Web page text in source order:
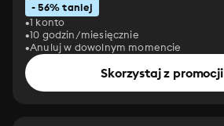
- 56% taniej
1 konto
10 godzin/miesięcznie
Anuluj w dowolnym momencie
Skorzystaj z promocji